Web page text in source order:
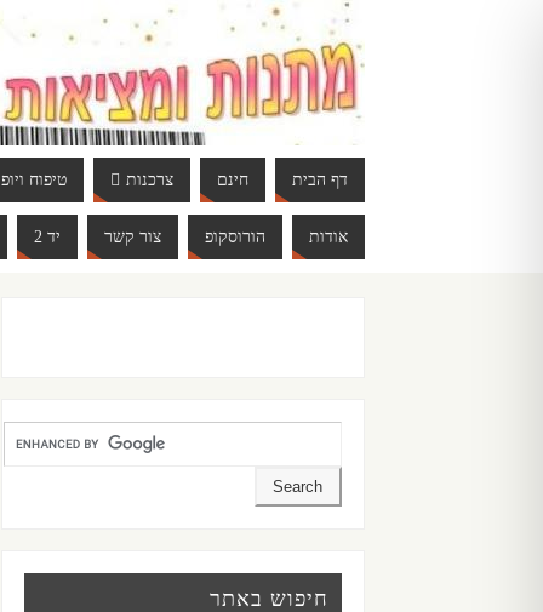
דף הבית חינם צרכנות טיפוח
אודות הורוסקופ צור קשר יד 2
חיפוש באתר